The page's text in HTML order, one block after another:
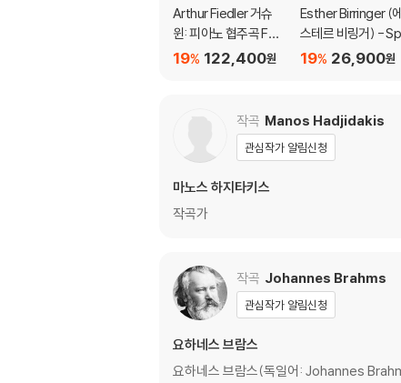
Arthur Fiedler 거슈
윈: 피아노 협주곡 F장
조 (Gershwin: Conc
122,400원
19%
Esther Birringer (
스테르 비링거) -
ctrum (스펙트럼)
26,900원
19%
작곡 Manos Hadjidakis
관심작가 알림신청
마노스 하지타키스
작곡가
작곡 Johannes Brahms
관심작가 알림신청
요하네스 브람스
요하네스 브람스(독일어: Johannes